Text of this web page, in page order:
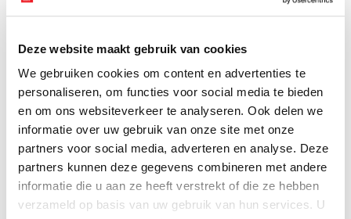
Deze website maakt gebruik van cookies
We gebruiken cookies om content en advertenties te
personaliseren, om functies voor social media te bieden
en om ons websiteverkeer te analyseren. Ook delen we
informatie over uw gebruik van onze site met onze
partners voor social media, adverteren en analyse. Deze
partners kunnen deze gegevens combineren met andere
informatie die u aan ze heeft verstrekt of die ze hebben
verzameld op basis van uw gebruik van hun services. U
Doorkijkje in het onderhuis van Weissenbruchs woning in Den Haag, Johan
Hendrik Weissenbruch, 1888.
Huishoudelijke stroomversnelling
Vanaf de jaren ’50 ging het allemaal erg snel. Wasmachines,